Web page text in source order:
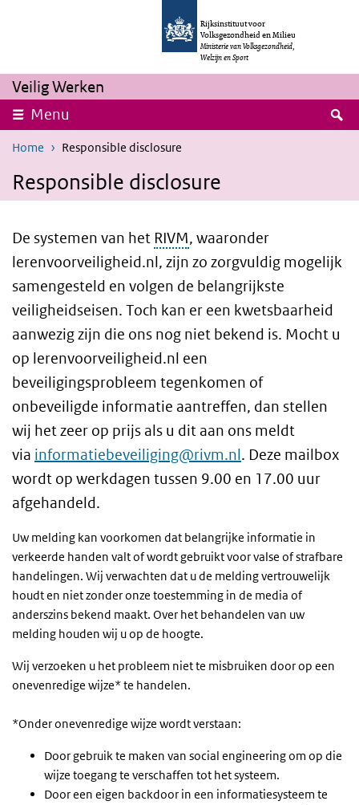
Overslaan en naar de inhoud gaan
Rijksinstituut voor
Volksgezondheid en Milieu
Ministerie van Volksgezondheid,
Welzijn en Sport
Veilig Werken
Menu
Home Responsible disclosure
Responsible disclosure
De systemen van het RIVM, waaronder
lerenvoorveiligheid.nl, zijn zo zorgvuldig mogelijk
samengesteld en volgen de belangrijkste
veiligheidseisen. Toch kan er een kwetsbaarheid
aanwezig zijn die ons nog niet bekend is. Mocht u
op lerenvoorveiligheid.nl een
beveiligingsprobleem tegenkomen of
onbeveiligde informatie aantreffen, dan stellen
wij het zeer op prijs als u dit aan ons meldt
via informatiebeveiliging@rivm.nl. Deze mailbox
wordt op werkdagen tussen 9.00 en 17.00 uur
afgehandeld.
Uw melding kan voorkomen dat belangrijke informatie in
verkeerde handen valt of wordt gebruikt voor valse of strafbare
handelingen. Wij verwachten dat u de melding vertrouwelijk
houdt en niet zonder onze toestemming in de media of
anderszins bekend maakt. Over het behandelen van uw
melding houden wij u op de hoogte.
Wij verzoeken u het probleem niet te misbruiken door op een
onevenredige wijze* te handelen.
*Onder onevenredige wijze wordt verstaan:
Door gebruik te maken van social engineering om op die
wijze toegang te verschaffen tot het systeem.
Door een eigen backdoor in een informatiesysteem te